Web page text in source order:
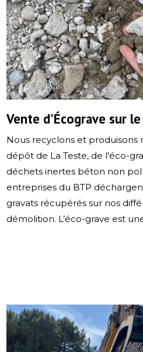
Vente d'Écograve sur
Nous recyclons et produisons
dépôt de La Teste, de l'éco-
déchets inertes béton non
entreprises du BTP
gravats récupérés sur nos
démolition. L’éco-grave est